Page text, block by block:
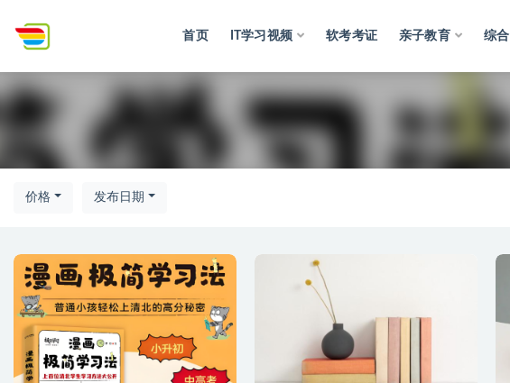
首页 IT学习视频 软考考证 亲子教育 综合
价格 发布日期